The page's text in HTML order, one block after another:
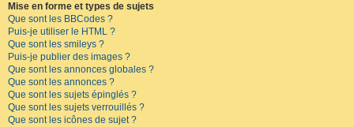
Mise en forme et types de sujets
Que sont les BBCodes ?
Puis-je utiliser le HTML ?
Que sont les smileys ?
Puis-je publier des images ?
Que sont les annonces globales ?
Que sont les annonces ?
Que sont les sujets épinglés ?
Que sont les sujets verrouillés ?
Que sont les icônes de sujet ?